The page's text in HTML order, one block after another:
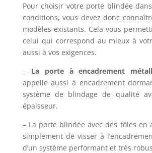
Pour choisir votre porte blindée
conditions, vous devez donc
modèles existants. Cela vous
celui qui correspond au mieux à
aussi à vos exigences.
– La porte à encadrement
appelle aussi à encadrement
système de blindage de qualité
épaisseur.
– La porte blindée avec des tôles en
simplement de visser à
d’un système performant et très